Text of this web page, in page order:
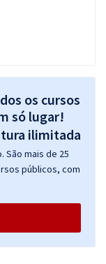
os cursos
só lugar!
mais de 25
públicos, com